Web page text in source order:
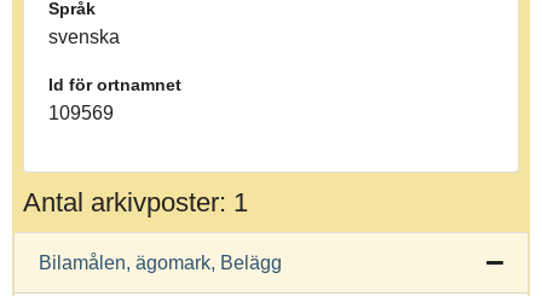
Språk
svenska
Id för ortnamnet
109569
Antal arkivposter: 1
Bilamålen, ägomark, Belägg